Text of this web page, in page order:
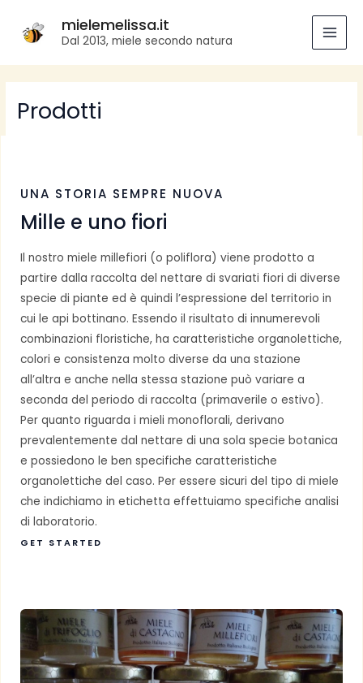
mielemelissa.it
Dal 2013, miele secondo natura
Prodotti
UNA STORIA SEMPRE NUOVA
Mille e uno fiori
Il nostro miele millefiori (o poliflora) viene prodotto a
partire dalla raccolta del nettare di svariati fiori di diverse
specie di piante ed è quindi l’espressione del territorio in
cui le api bottinano. Essendo il risultato di innumerevoli
combinazioni floristiche, ha caratteristiche organolettiche,
colori e consistenza molto diverse da una stazione
all’altra e anche nella stessa stazione può variare a
seconda del periodo di raccolta (primaverile o estivo).
Per quanto riguarda i mieli monoflorali, derivano
prevalentemente dal nettare di una sola specie botanica
e possiedono le ben specifiche caratteristiche
organolettiche del caso. Per essere sicuri del tipo di miele
che indichiamo in etichetta effettuiamo specifiche analisi
di laboratorio.
GET STARTED